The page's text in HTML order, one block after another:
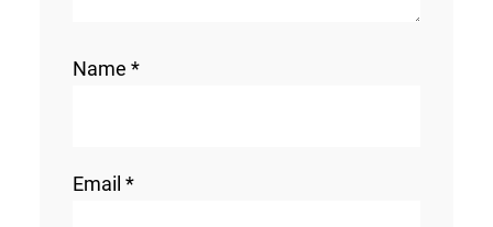
Name *
Email *